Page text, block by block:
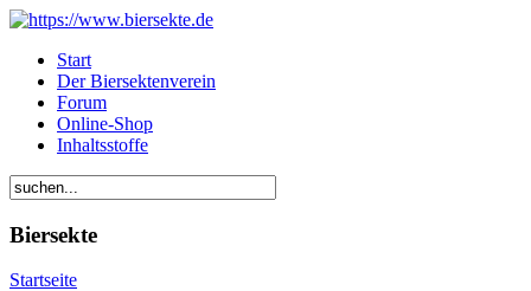
Start
Der Biersektenverein
Forum
Online-Shop
Inhaltsstoffe
Biersekte
Startseite